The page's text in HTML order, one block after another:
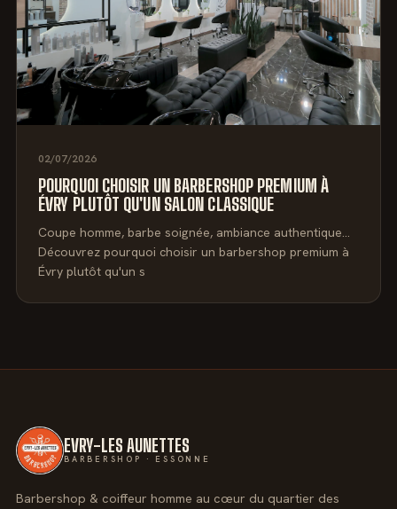
02/07/2026
POURQUOI CHOISIR UN BARBERSHOP PREMIUM À
ÉVRY PLUTÔT QU'UN SALON CLASSIQUE
Coupe homme, barbe soignée, ambiance authentique…
Découvrez pourquoi choisir un barbershop premium à
Évry plutôt qu'un s
EVRY-LES AUNETTES
BARBERSHOP · ESSONNE
Barbershop & coiffeur homme au cœur du quartier des